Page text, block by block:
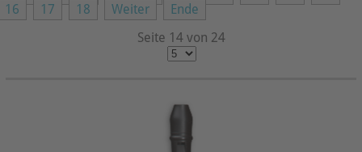
16
17 18 Weiter
Ende
Seite 14 von 24